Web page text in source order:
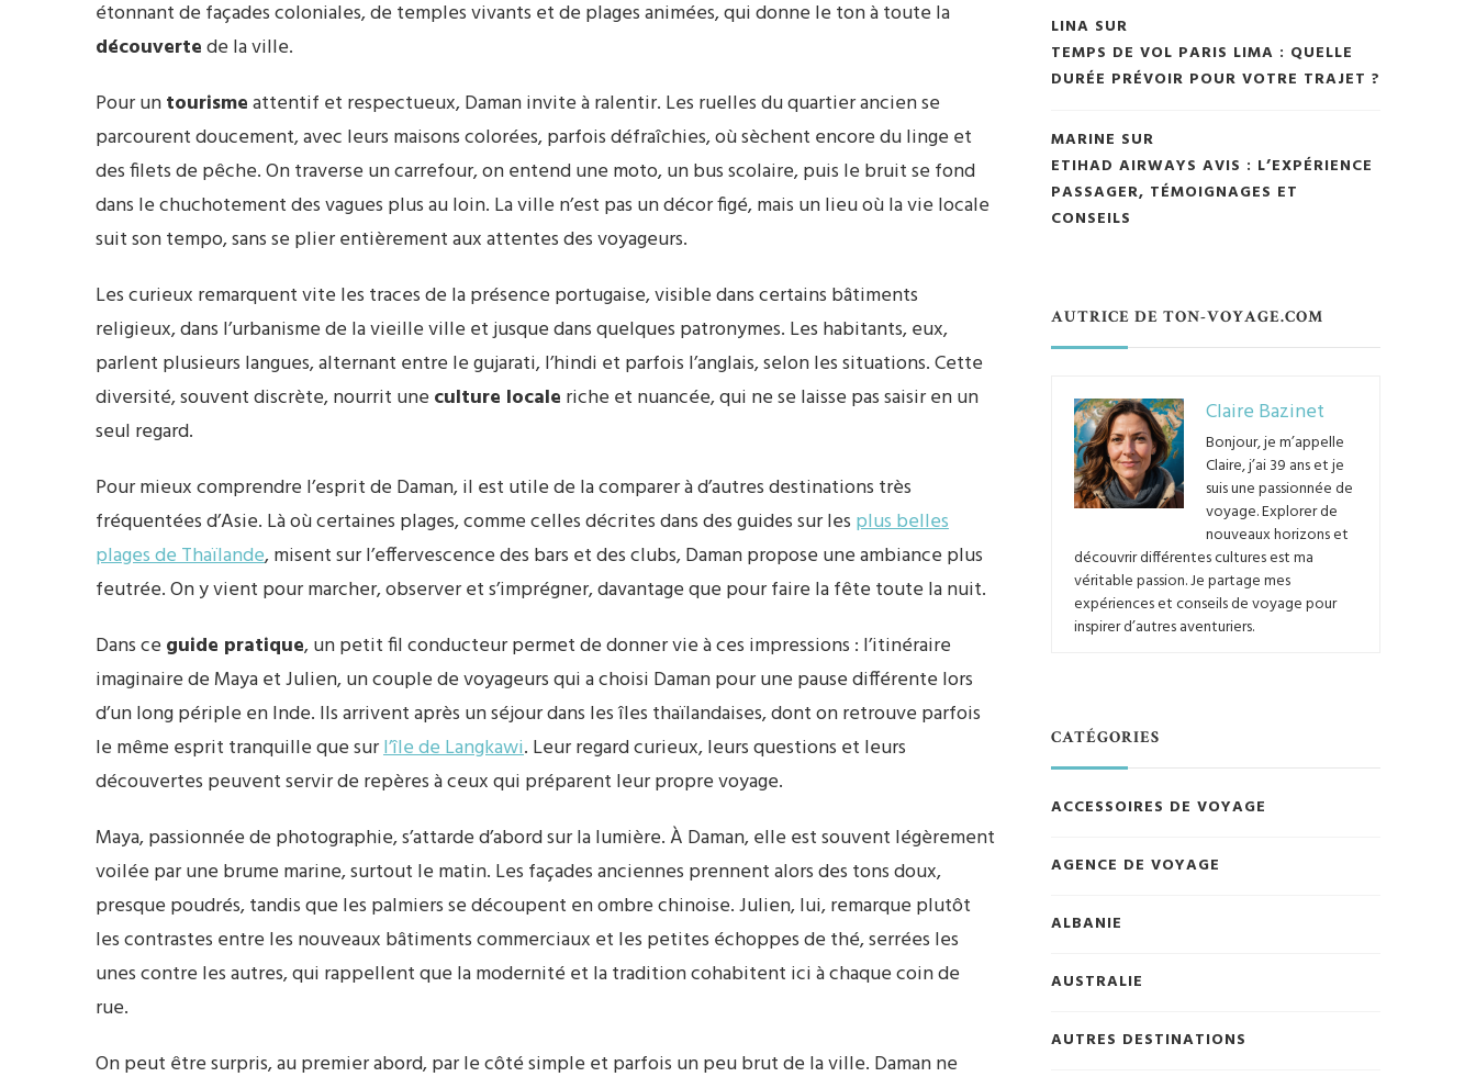
étonnant de façades coloniales, de temples vivants et de plages animées, qui donne le ton à toute la
découvertede la ville.
Pour untourismeattentif et respectueux, Daman invite à ralentir. Les ruelles du quartier ancien se
parcourent doucement, avec leurs maisons colorées, parfois défraîchies, où sèchent encore du linge et
des filets de pêche. On traverse un carrefour, on entend une moto, un bus scolaire, puis le bruit se fond
dans le chuchotement des vagues plus au loin. La ville n’est pas un décor figé, mais un lieu où la vie locale
suit son tempo, sans se plier entièrement aux attentes des voyageurs.
Les curieux remarquent vite les traces de la présence portugaise, visible dans certains bâtiments
religieux, dans l’urbanisme de la vieille ville et jusque dans quelques patronymes. Les habitants, eux,
parlent plusieurs langues, alternant entre le gujarati, l’hindi et parfois l’anglais, selon les situations. Cette
diversité, souvent discrète, nourrit une culture locale riche et nuancée, qui ne se laisse pas saisir en un
seul regard.
Pour mieux comprendre l’esprit de Daman, il est utile de la comparer à d’autres destinations très
fréquentées d’Asie. Là où certaines plages, comme celles décrites dans des guides sur les plus belles
plages de Thaïlande, misent sur l’effervescence des bars et des clubs, Daman propose une ambiance plus
feutrée. On y vient pour marcher, observer et s’imprégner, davantage que pour faire la fête toute la nuit.
Dans ce guide pratique, un petit fil conducteur permet de donner vie à ces impressions : l’itinéraire
imaginaire de Maya et Julien, un couple de voyageurs qui a choisi Daman pour une pause différente lors
d’un long périple en Inde. Ils arrivent après un séjour dans les îles thaïlandaises, dont on retrouve parfois
le même esprit tranquille que surl’île de Langkawi. Leur regard curieux, leurs questions et leurs
découvertes peuvent servir de repères à ceux qui préparent leur propre voyage.
Maya, passionnée de photographie, s’attarde d’abord sur la lumière. À Daman, elle est souvent légèrement
voilée par une brume marine, surtout le matin. Les façades anciennes prennent alors des tons doux,
presque poudrés, tandis que les palmiers se découpent en ombre chinoise. Julien, lui, remarque plutôt
les contrastes entre les nouveaux bâtiments commerciaux et les petites échoppes de thé, serrées les
unes contre les autres, qui rappellent que la modernité et la tradition cohabitent ici à chaque coin de
rue.
On peut être surpris, au premier abord, par le côté simple et parfois un peu brut de la ville. Daman ne
LINA SUR
TEMPS DE VOL PARIS LIMA : QUELLE
DURÉE PRÉVOIR POUR VOTRE TRAJET ?
MARINE SUR
ETIHAD AIRWAYS AVIS : L’EXPÉRIENCE
PASSAGER, TÉMOIGNAGES ET
CONSEILS
AUTRICE DE TON-VOYAGE.COM
Claire Bazinet
Bonjour, je m’appelle
Claire, j’ai 39 ans et je
suis une passionnée de
voyage. Explorer de
nouveaux horizons et
découvrir différentes cultures est ma
véritable passion. Je partage mes
expériences et conseils de voyage pour
inspirer d’autres aventuriers.
CATÉGORIES
ACCESSOIRES DE VOYAGE
AGENCE DE VOYAGE
ALBANIE
AUSTRALIE
AUTRES DESTINATIONS